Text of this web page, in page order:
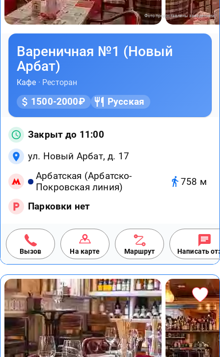
Фото предоставлены заведением
Вареничная №1 (Новый
Арбат)
Кафе · Ресторан
1500-2000₽ Русская
Закрыт до 11:00
ул. Новый Арбат, д. 17
Арбатская (Арбатско-
Покровская линия)
758 м
Парковки нет
Вызов На карте Маршрут Написать